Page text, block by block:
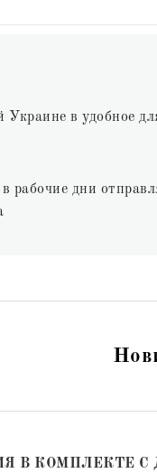
Украине в удобное
рабочие дни
В КОМПЛЕКТЕ